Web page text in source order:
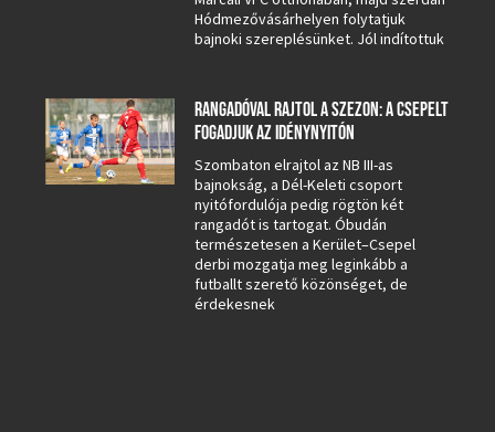
Hódmezővásárhelyen folytatjuk
bajnoki szereplésünket. Jól indítottuk
RANGADÓVAL RAJTOL A SZEZON: A CSEPELT
FOGADJUK AZ IDÉNYNYITÓN
Szombaton elrajtol az NB III-as
bajnokság, a Dél-Keleti csoport
nyitófordulója pedig rögtön két
rangadót is tartogat. Óbudán
természetesen a Kerület–Csepel
derbi mozgatja meg leginkább a
futballt szerető közönséget, de
érdekesnek